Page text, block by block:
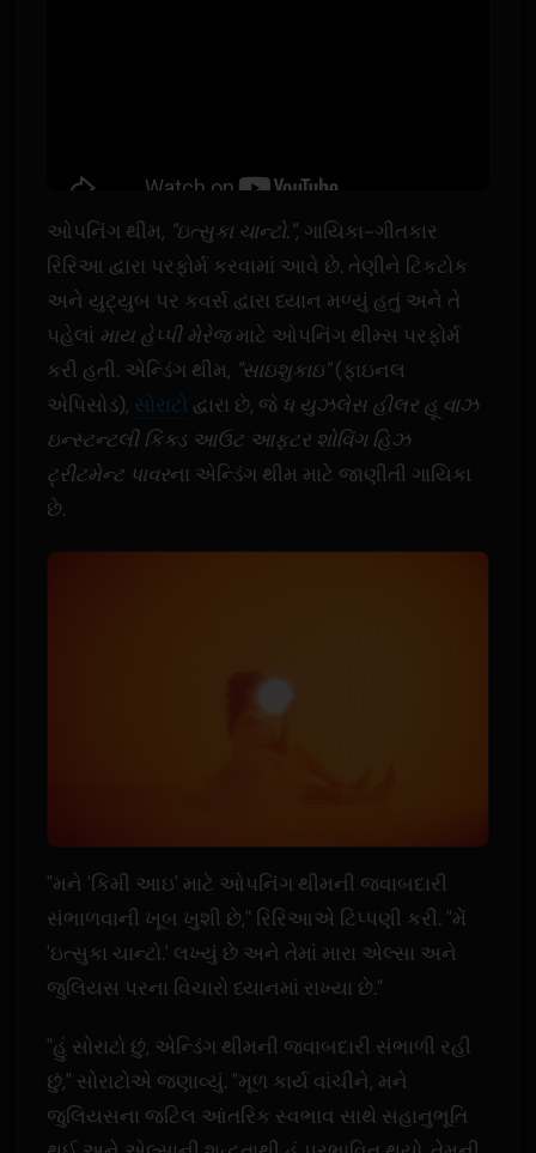
ઓપનિંગ થીમ, "ઇત્સુકા ચાન્ટો.", ગાયિકા-ગીતકાર
રિરિઆ દ્વારા પરફોર્મ કરવામાં આવે છે. તેણીને ટિકટોક
અને યુટ્યુબ પર કવર્સ દ્વારા ધ્યાન મળ્યું હતું અને તે
પહેલાં માય હેપ્પી મેરેજમાટે ઓપનિંગ થીમ્સ પરફોર્મ
કરી હતી. એન્ડિંગ થીમ, "સાઇશુકાઇ"(ફાઇનલ
એપિસોડ), સોરાટો દ્વારા છે, જે ધ યુઝલેસ હીલર હૂ વાઝ
ઇન્સ્ટન્ટલી કિક્ડ આઉટ આફ્ટર શોવિંગ હિઝ
ટ્રીટમેન્ટ પાવરના એન્ડિંગ થીમ માટે જાણીતી ગાયિકા
છે.
"મને 'કિમી આઇ' માટે ઓપનિંગ થીમની જવાબદારી
સંભાળવાની ખૂબ ખુશી છે," રિરિઆએ ટિપ્પણી કરી. "મેં
'ઇત્સુકા ચાન્ટો.' લખ્યું છે અને તેમાં મારા એલ્સા અને
જુલિયસ પરના વિચારો ધ્યાનમાં રાખ્યા છે."
"હું સોરાટો છું, એન્ડિંગ થીમની જવાબદારી સંભાળી રહી
છું," સોરાટોએ જણાવ્યું. "મૂળ કાર્ય વાંચીને, મને
જુલિયસના જટિલ આંતરિક સ્વભાવ સાથે સહાનુભૂતિ